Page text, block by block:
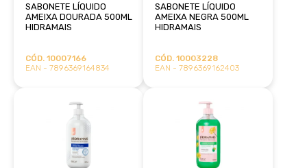
SABONETE LÍQUIDO
AMEIXA DOURADA 500ML
HIDRAMAIS
CÓD. 10007166
EAN - 7896369164834
SABONETE LÍQUIDO
AMEIXA NEGRA 500ML
HIDRAMAIS
CÓD. 10003228
EAN - 7896369162403